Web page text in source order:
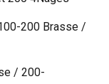
200 Brasse /
/ 200-